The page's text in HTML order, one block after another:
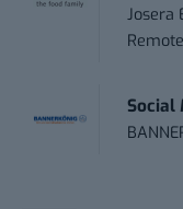
Josera
Social